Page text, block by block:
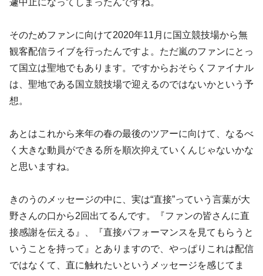
遽中止になってしまったんですね。
そのためファンに向けて2020年11月に国立競技場から無
観客配信ライブを行ったんですよ。ただ嵐のファンにとっ
て国立は聖地でもあります。ですからおそらくファイナル
は、聖地である国立競技場で迎えるのではないかという予
想。
あとはこれから来年の春の最後のツアーに向けて、なるべ
く大きな動員ができる所を順次抑えていくんじゃないかな
と思いますね。
きのうのメッセージの中に、実は“直接”っていう言葉が大
野さんの口から2回出てるんです。『ファンの皆さんに直
接感謝を伝える』、『直接パフォーマンスを見てもらうと
いうことを持って』とありますので、やっぱりこれは配信
ではなくて、直に触れたいというメッセージを感じてま